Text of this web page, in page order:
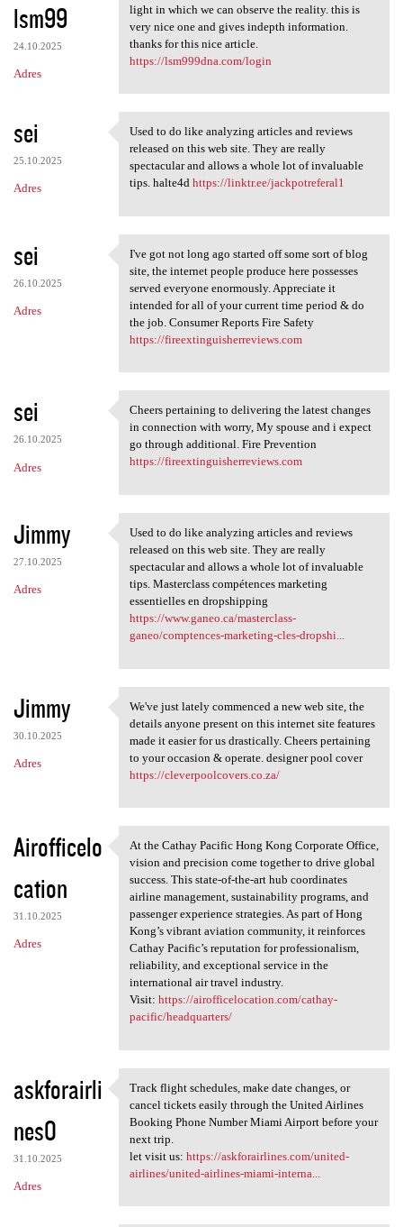
lsm99
24.10.2025
Adres
light in which we can observe the reality. this is
very nice one and gives indepth information.
thanks for this nice article.
https://lsm999dna.com/login
sei
25.10.2025
Adres
Used to do like analyzing
Used to do like analyzing articles and reviews
released on this web site. They are really
spectacular and allows a whole lot of invaluable
tips. halte4d https://linktr.ee/jackpotreferal1
sei
26.10.2025
Adres
I've got not long ago started
I've got not long ago started off some sort of blog
site, the internet people produce here possesses
served everyone enormously. Appreciate it
intended for all of your current time period & do
the job. Consumer Reports Fire Safety
https://fireextinguisherreviews.com
sei
26.10.2025
Adres
Cheers pertaining to
Cheers pertaining to delivering the latest changes
in connection with worry, My spouse and i expect
go through additional. Fire Prevention
https://fireextinguisherreviews.com
Jimmy
27.10.2025
Adres
Used to do like analyzing
Used to do like analyzing articles and reviews
released on this web site. They are really
spectacular and allows a whole lot of invaluable
tips. Masterclass compétences marketing
essentielles en dropshipping
https://www.ganeo.ca/masterclass-
ganeo/comptences-marketing-cles-dropshi...
Jimmy
30.10.2025
Adres
We've just lately commenced a
We've just lately commenced a new web site, the
details anyone present on this internet site features
made it easier for us drastically. Cheers pertaining
to your occasion & operate. designer pool cover
https://cleverpoolcovers.co.za/
Airofficelo
cation
31.10.2025
Adres
At the Cathay Pacific Hong
At the Cathay Pacific Hong Kong Corporate Office,
vision and precision come together to drive global
success. This state-of-the-art hub coordinates
airline management, sustainability programs, and
passenger experience strategies. As part of Hong
Kong’s vibrant aviation community, it reinforces
Cathay Pacific’s reputation for professionalism,
reliability, and exceptional service in the
international air travel industry.
Visit: https://airofficelocation.com/cathay-
pacific/headquarters/
askforairli
nes0
31.10.2025
Adres
Track flight schedules, make
Track flight schedules, make date changes, or
cancel tickets easily through the United Airlines
Booking Phone Number Miami Airport before your
next trip.
let visit us: https://askforairlines.com/united-
airlines/united-airlines-miami-interna...